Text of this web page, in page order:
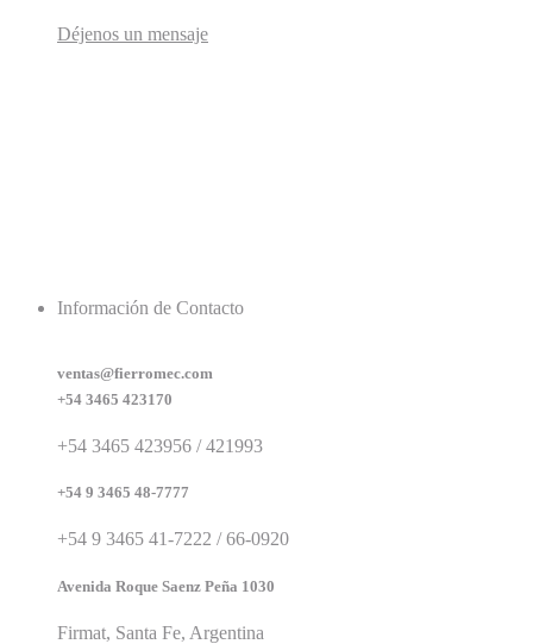
Déjenos un mensaje
Información de Contacto
ventas@fierromec.com
+54 3465 423170
+54 3465 423956 / 421993
+54 9 3465 48-7777
+54 9 3465 41-7222 / 66-0920
Avenida Roque Saenz Peña 1030
Firmat, Santa Fe, Argentina